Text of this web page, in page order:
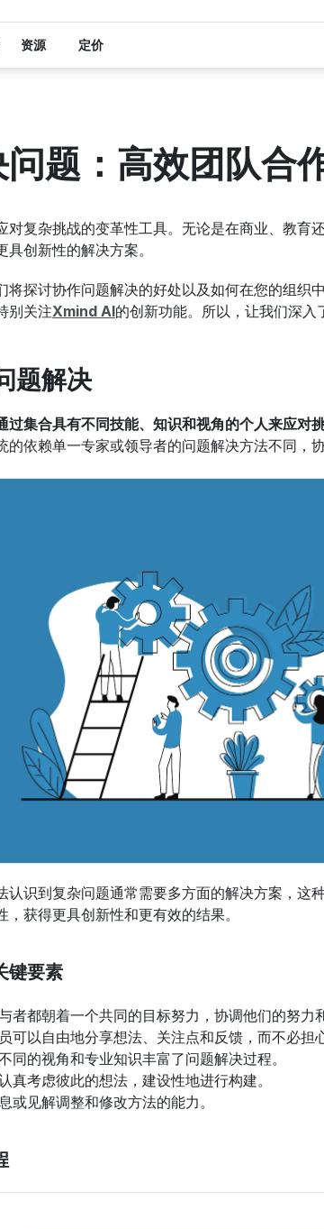
题：高效团队合
对复杂挑战的变革性工具。无论是在商业、教育
创新性的解决方案。
将探讨协作问题解决的好处以及如何在您的组
别关注Xmind AI的创新功能。所以，让我们深入
题解决
过集合具有不同技能、知识和视角的个人来应对挑
的依赖单一专家或领导者的问题解决方法不同，
认识到复杂问题通常需要多方面的解决方案，
获得更具创新性和更有效的结果。
键要素
者都朝着一个共同的目标努力，协调他们的努力
可以自由地分享想法、关注点和反馈，而不必担
同的视角和专业知识丰富了问题解决过程。
真考虑彼此的想法，建设性地进行构建。
或见解调整和修改方法的能力。
资源 定价